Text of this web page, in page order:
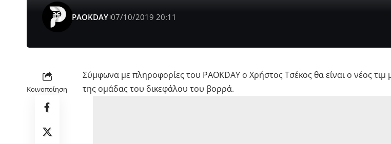
PAOKDAY 07/10/2019 20:11
Κοινοποίηση
Σύμφωνα με πληροφορίες του PAOKDAY ο Χρήστος Τσέκος θα είναι ο νέος τιμ
της ομάδας του δικεφάλου του βορρά.